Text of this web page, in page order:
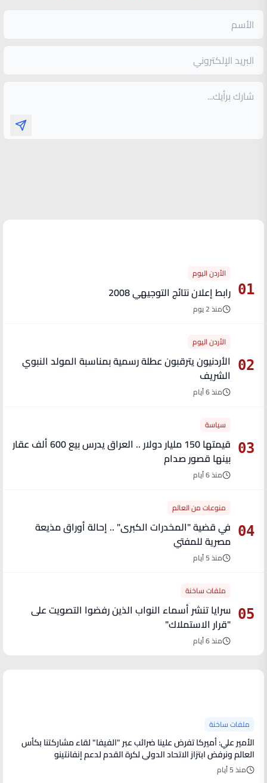
01
الأردن اليوم
رابط إعلان نتائج التوجيهي 2008
منذ 2 يوم
02
الأردن اليوم
الأردنيون يترقبون عطلة رسمية بمناسبة المولد النبوي
الشريف
منذ 6 أيام
03
سياسة
قيمتها 150 مليار دولار .. العراق يدرس بيع 600 ألف عقار
بينها قصور صدام
منذ 6 أيام
04
منوعات من العالم
في قضية "المخدرات الكبرى" .. إحالة أوراق مذيعة
مصرية للمفتي
منذ 5 أيام
05
ملفات ساخنة
سرايا تنشر أسماء النواب الذين رفضوا التصويت على
"قرار الاستملاك"
منذ 6 أيام
ملفات ساخنة
الأمير علي: أميركا تفرض علينا ضرائب عبر "الفيفا" لقاء مشاركتنا بكأس
العالم ونرفض ابتزاز الاتحاد الدولي لكرة القدم لدعم إنفانتينو
منذ 5 أيام